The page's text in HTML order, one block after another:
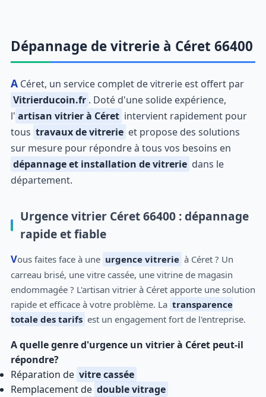
Dépannage de vitrerie à Céret 66400
A Céret, un service complet de vitrerie est offert par
Vitrierducoin.fr . Doté d'une solide expérience,
l' artisan vitrier à Céret intervient rapidement pour
tous travaux de vitrerie et propose des solutions
sur mesure pour répondre à tous vos besoins en
dépannage et installation de vitrerie dans le
département.
Urgence vitrier Céret 66400 : dépannage
rapide et fiable
Vous faites face à une urgence vitrerie à Céret ? Un
carreau brisé, une vitre cassée, une vitrine de magasin
endommagée ? L'artisan vitrier à Céret apporte une solution
rapide et efficace à votre problème. La transparence
totale des tarifs est un engagement fort de l'entreprise.
A quelle genre d'urgence un vitrier à Céret peut-il
répondre?
Réparation de vitre cassée
Remplacement de double vitrage